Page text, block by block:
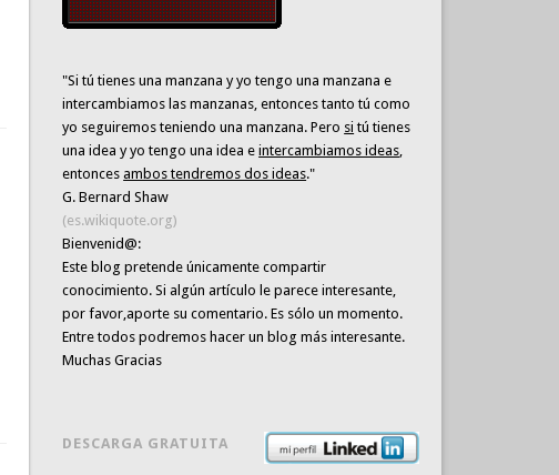
"Si tú tienes una manzana y yo tengo una manzana e
intercambiamos las manzanas, entonces tanto tú como
yo seguiremos teniendo una manzana. Pero si tú tienes
una idea y yo tengo una idea eintercambiamos ideas,
entoncesambos tendremos dos ideas."
G. Bernard Shaw
(es.wikiquote.org)
Bienvenid@:
Este blog pretende únicamentecompartir
conocimiento. Si algún artículo le parece interesante,
por favor,aporte su comentario. Es sólo un momento.
Entre todos podremos hacer un blog más interesante.
Muchas Gracias
DESCARGA GRATUITA